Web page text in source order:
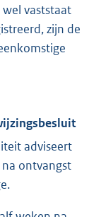
vaststaat
zijn de
adviseert
ontvangst